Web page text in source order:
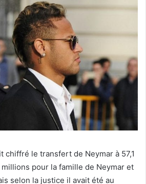
chiffré le transfert de Neymar à 57,1
millions pour la famille de Neymar et
selon la justice il avait été au